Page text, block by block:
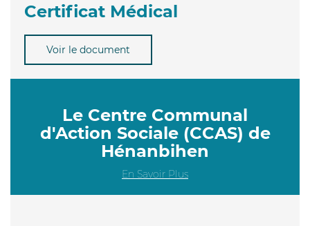
Certificat Médical
Voir le document
Le Centre Communal
d'Action Sociale (CCAS) de
Hénanbihen
En Savoir Plus